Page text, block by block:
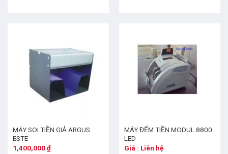
MÁY SOI TIỀN GIẢ ARGUS
ESTE
1,400,000₫
MÁY ĐẾM TIỀN MODUL 8800
LED
Giá : Liên hệ